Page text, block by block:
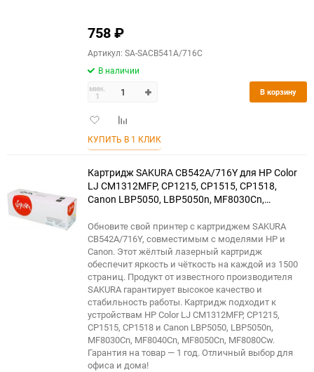
758₽
Артикул: SA-SACB541A/716C
В наличии
мин.
1
Добавить
избранное
Добавить
сравнению
В корзину
КУПИТЬ В 1 КЛИК
Картридж SAKURA CB542A/716Y для HP Color
LJ CM1312MFP, CP1215, CP1515, CP1518,
Canon LBP5050, LBP5050n, MF8030Cn,
1500 к.
Обновите свой принтер с картриджем SAKURA
CB542A/716Y, совместимым с моделями HP и
Canon. Этот жёлтый лазерный картридж
обеспечит яркость и чёткость на каждой из 1500
страниц. Продукт от известного производителя
SAKURA гарантирует высокое качество и
стабильность работы. Картридж подходит к
устройствам HP Color LJ CM1312MFP, CP1215,
CP1515, CP1518 и Canon LBP5050, LBP5050n,
MF8030Cn, MF8040Cn, MF8050Cn, MF8080Cw.
Гарантия на товар — 1 год. Отличный выбор для
офиса и дома!